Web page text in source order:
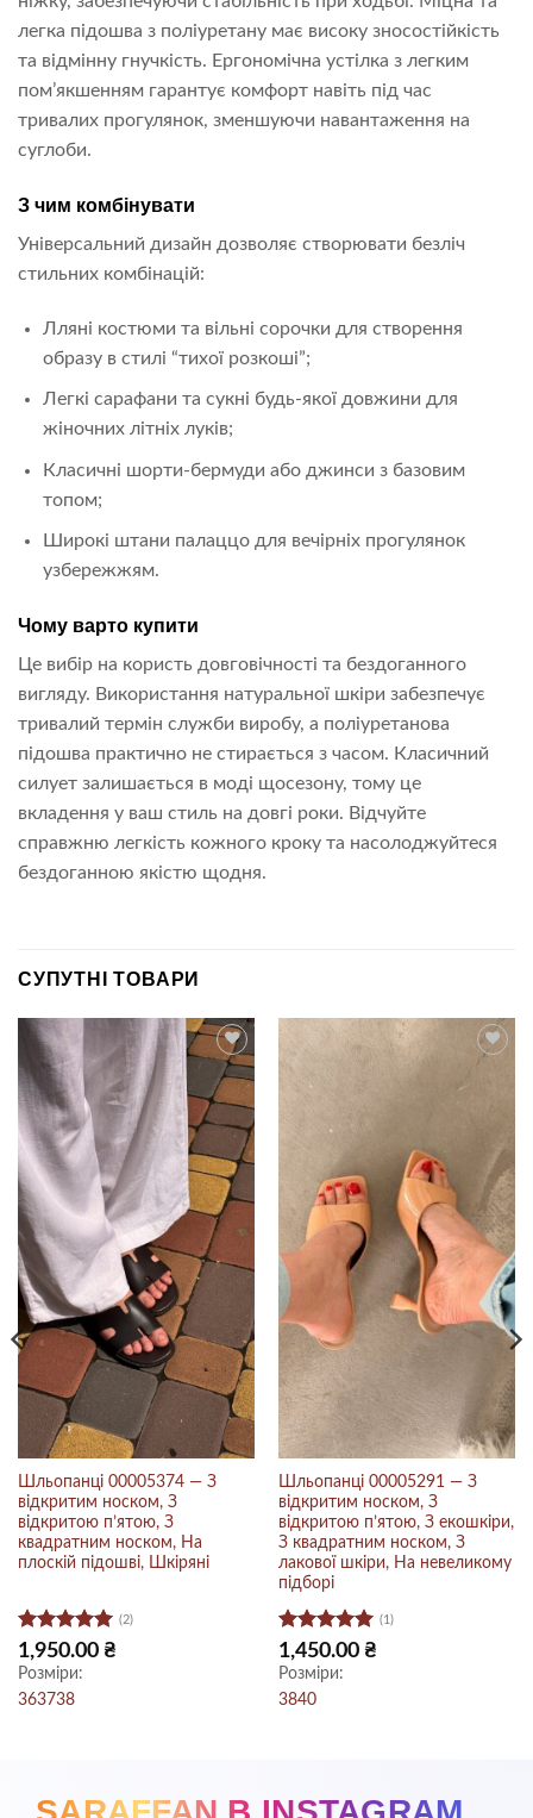
легка підошва з поліуретану має високу зносостійкість
та відмінну гнучкість. Ергономічна устілка з легким
пом’якшенням гарантує комфорт навіть під час
тривалих прогулянок, зменшуючи навантаження на
суглоби.
З чим комбінувати
Універсальний дизайн дозволяє створювати безліч
стильних комбінацій:
Лляні костюми та вільні сорочки для створення
образу в стилі “тихої розкоші”;
Легкі сарафани та сукні будь-якої довжини для
жіночних літніх луків;
Класичні шорти-бермуди або джинси з базовим
топом;
Широкі штани палаццо для вечірніх прогулянок
узбережжям.
Чому варто купити
Це вибір на користь довговічності та бездоганного
вигляду. Використання натуральної шкіри забезпечує
тривалий термін служби виробу, а поліуретанова
підошва практично не стирається з часом. Класичний
силует залишається в моді щосезону, тому це
вкладення у ваш стиль на довгі роки. Відчуйте
справжню легкість кожного кроку та насолоджуйтеся
бездоганною якістю щодня.
СУПУТНІ ТОВАРИ
Шльопанці 00005374 — З
відкритим носком, З
відкритою п’ятою, З
квадратним носком, На
плоскій підошві, Шкіряні
Оцінено в
5з 5
(2)
1,950.00 ₴
Розміри:
363738
Шльопанці 00005291 — З
відкритим носком, З
відкритою п’ятою, З екошкіри,
З квадратним носком, З
лакової шкіри, На невеликому
підборі
Оцінено в
5з 5
(1)
1,450.00 ₴
Розміри:
3840